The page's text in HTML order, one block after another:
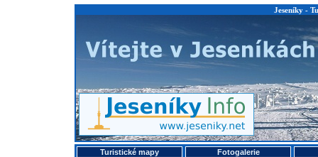
Jeseníky -
Turistické mapy
Fotogalerie